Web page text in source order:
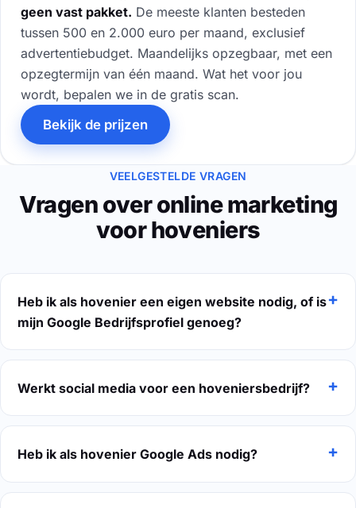
geen vast pakket. De meeste klanten besteden
tussen 500 en 2.000 euro per maand, exclusief
advertentiebudget. Maandelijks opzegbaar, met een
opzegtermijn van één maand. Wat het voor jou
wordt, bepalen we in de gratis scan.
Bekijk de prijzen
VEELGESTELDE VRAGEN
Vragen over online marketing
voor hoveniers
Heb ik als hovenier een eigen website nodig, of is
mijn Google Bedrijfsprofiel genoeg?
Werkt social media voor een hoveniersbedrijf?
Heb ik als hovenier Google Ads nodig?